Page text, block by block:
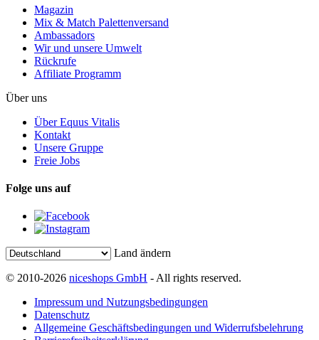
Magazin
Mix & Match Palettenversand
Ambassadors
Wir und unsere Umwelt
Rückrufe
Affiliate Programm
Über uns
Über Equus Vitalis
Kontakt
Unsere Gruppe
Freie Jobs
Folge uns auf
Land ändern
© 2010-2026 niceshops GmbH - All rights reserved.
Impressum und Nutzungsbedingungen
Datenschutz
Allgemeine Geschäftsbedingungen und Widerrufsbelehrung